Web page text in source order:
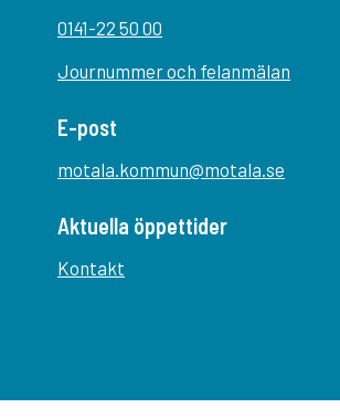
0141-22 50 00
Journummer och felanmälan
E-post
motala.kommun@motala.se
Aktuella öppettider
Kontakt